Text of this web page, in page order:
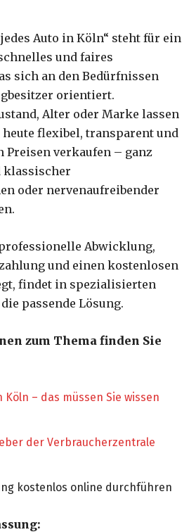
Auto in Köln“ steht für ein
und faires
sich an den Bedürfnissen
orientiert.
Alter oder Marke lassen
flexibel, transparent und
Preisen verkaufen – ganz
klassischer
oder nervenaufreibender
Abwicklung,
und einen kostenlosen
findet in spezialisierten
passende Lösung.
zum Thema finden Sie
Köln – das müssen Sie wissen
der Verbraucherzentrale
kostenlos online durchführen